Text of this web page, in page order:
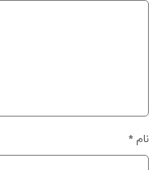
نام*